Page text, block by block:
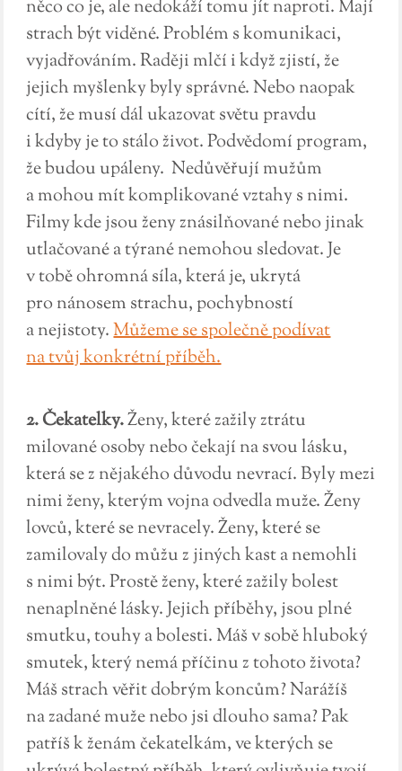
něco co je, ale nedokáží tomu jít naproti. Mají
strach být viděné. Problém s komunikaci,
vyjadřováním. Raději mlčí i když zjistí, že
jejich myšlenky byly správné. Nebo naopak
cítí, že musí dál ukazovat světu pravdu
i kdyby je to stálo život. Podvědomí program,
že budou upáleny. Nedůvěřují mužům
a mohou mít komplikované vztahy s nimi.
Filmy kde jsou ženy znásilňované nebo jinak
utlačované a týrané nemohou sledovat. Je
v tobě ohromná síla, která je, ukrytá
pro nánosem strachu, pochybností
a nejistoty.Můžeme se společně podívat
na tvůj konkrétní příběh.
2. Čekatelky.Ženy, které zažily ztrátu
milované osoby nebo čekají na svou lásku,
která se z nějakého důvodu nevrací. Byly mezi
nimi ženy, kterým vojna odvedla muže. Ženy
lovců, které se nevracely. Ženy, které se
zamilovaly do můžu z jiných kast a nemohli
s nimi být. Prostě ženy, které zažily bolest
nenaplněné lásky. Jejich příběhy, jsou plné
smutku, touhy a bolesti. Máš v sobě hluboký
smutek, který nemá příčinu z tohoto života?
Máš strach věřit dobrým koncům? Narážíš
na zadané muže nebo jsi dlouho sama? Pak
patříš k ženám čekatelkám, ve kterých se